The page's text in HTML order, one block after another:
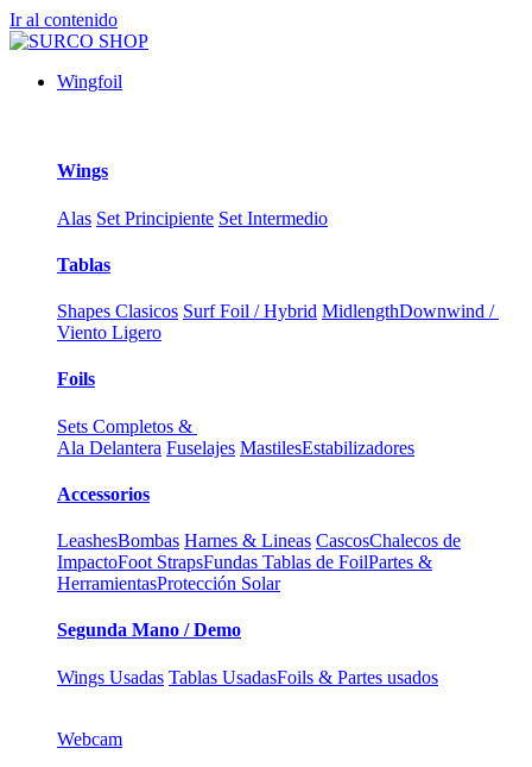
Ir al contenido
Wingfoil
Wings
Alas Set Principiente Set Intermedio
Tablas
Shapes Clasicos Surf Foil / Hybrid MidlengthDownwind /
Viento Ligero
Foils
Sets Completos &
Ala Delantera Fuselajes MastilesEstabilizadores
Accessorios
LeashesBombas Harnes & Lineas CascosChalecos de
ImpactoFoot StrapsFundas Tablas de FoilPartes &
HerramientasProtección Solar
Segunda Mano / Demo
Wings Usadas Tablas UsadasFoils & Partes usados
Webcam